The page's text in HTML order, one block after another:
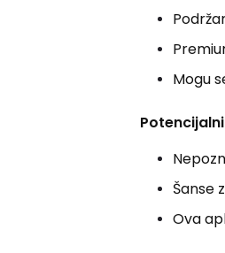
Mogu
Šanse
Ova